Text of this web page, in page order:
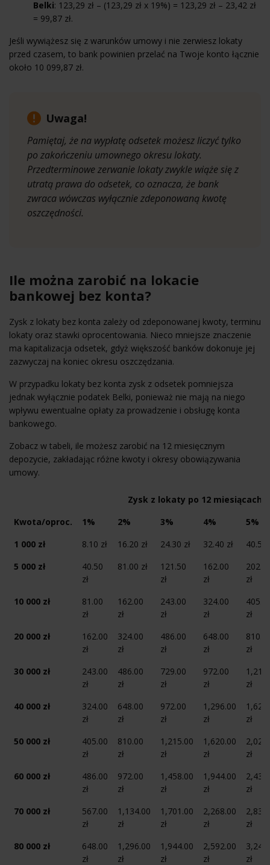
Belki: 123,29 zł – (123,29 zł x 19%) = 123,29 zł – 23,42 zł
= 99,87 zł.
Jeśli wywiążesz się z warunków umowy i nie zerwiesz lokaty
przed czasem, to bank powinien przelać na Twoje konto łącznie
około 10 099,87 zł.
Uwaga!
Pamiętaj, że na wypłatę odsetek możesz liczyć tylko
po zakończeniu umownego okresu lokaty.
Przedterminowe zerwanie lokaty zwykle wiąże się z
utratą prawa do odsetek, co oznacza, że bank
zwraca wówczas wyłącznie zdeponowaną kwotę
oszczędności.
Ile można zarobić na lokacie
bankowej bez konta?
Zysk z lokaty bez konta zależy od zdeponowanej kwoty, terminu
lokaty oraz stawki oprocentowania. Nieco mniejsze znaczenie
ma kapitalizacja odsetek, gdyż większość banków dokonuje jej
zazwyczaj na koniec okresu oszczędzania.
W przypadku lokaty bez konta zysk z odsetek pomniejsza
jednak wyłącznie podatek Belki, ponieważ nie mają na niego
wpływu ewentualne opłaty za prowadzenie i obsługę konta
bankowego.
Zobacz w tabeli, ile możesz zarobić na 12 miesięcznym
depozycie, zakładając różne kwoty i okresy obowiązywania
umowy.
Zysk z lokaty po 12 miesiącach
Kwota/oproc.
1% 2% 3% 4%
5%
1 000 zł
8.10 zł 16.20 zł 24.30 zł 32.40 zł
40.50
5 000 zł
40.50
zł
81.00 zł
121.50
zł
162.00
zł
zł
10 000 zł
81.00
zł
162.00
zł
243.00
zł
324.00
zł
zł
20 000 zł
162.00
zł
324.00
zł
486.00
zł
648.00
zł
zł
30 000 zł
243.00
zł
486.00
zł
729.00
zł
972.00
zł
zł
40 000 zł
324.00
zł
648.00
zł
972.00
zł
1,296.00
zł
zł
50 000 zł
405.00
zł
810.00
zł
1,215.00
zł
1,620.00
zł
zł
60 000 zł
486.00
zł
972.00
zł
1,458.00
zł
1,944.00
zł
zł
70 000 zł
567.00
zł
1,134.00
zł
1,701.00
zł
2,268.00
zł
zł
80 000 zł
648.00
zł
1,296.00
zł
1,944.00
zł
2,592.00
zł
zł